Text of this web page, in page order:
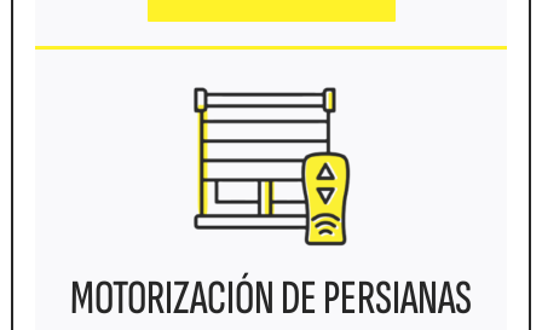
MOTORIZACIÓN DE PERSIANAS